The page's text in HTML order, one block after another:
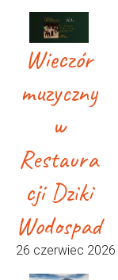
Wieczór
muzyczny
w
Restaura
cji Dziki
Wodospad
26 czerwiec 2026